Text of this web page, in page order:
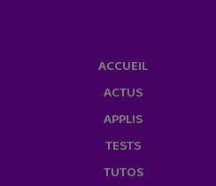
ACCUEIL
ACTUS
APPLIS
TESTS
TUTOS